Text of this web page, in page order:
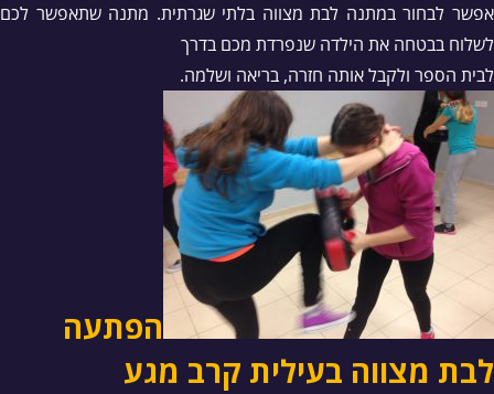
אפשר לבחור במתנה לבת מצווה בלתי שגרתית. מתנה שתאפשר לכם
לשלוח בבטחה את הילדה שנפרדת מכם בדרך
לבית הספר ולקבל אותה חזרה, בריאה ושלמה.
הפתעה
לבת מצווה בעילית קרב מגע